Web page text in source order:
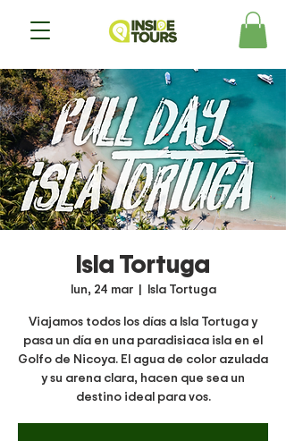
Isla Tortuga
lun, 24 mar
  |
Isla Tortuga
Viajamos todos los días a Isla Tortuga y
pasa un día en una paradisiaca isla en el
Golfo de Nicoya. El agua de color azulada
y su arena clara, hacen que sea un
destino ideal para vos.